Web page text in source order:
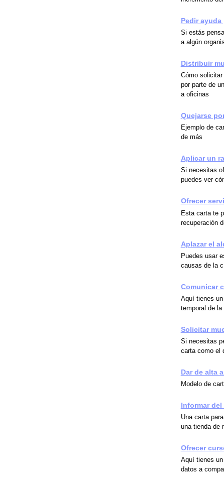
Pedir
Si estás
a algún
Distribuir
Cómo
por parte de
a oficinas
Quejarse
Ejemplo de
de más
Aplicar un
Si necesitas
puedes ver
Ofrecer
Esta carta te
recuperación
Aplazar el
Puedes usar
causas de la
Comunicar
Aquí tienes
temporal de la
Solicitar
Si necesitas
carta como el
Dar de alta
Modelo de
Informar
Una carta
una tienda de
Ofrecer
Aquí tienes
datos a